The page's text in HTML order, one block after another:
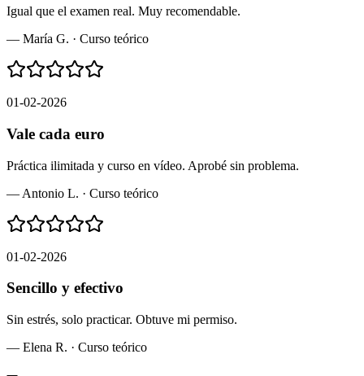
Igual que el examen real. Muy recomendable.
— María G. · Curso teórico
01-02-2026
Vale cada euro
Práctica ilimitada y curso en vídeo. Aprobé sin problema.
— Antonio L. · Curso teórico
01-02-2026
Sencillo y efectivo
Sin estrés, solo practicar. Obtuve mi permiso.
— Elena R. · Curso teórico